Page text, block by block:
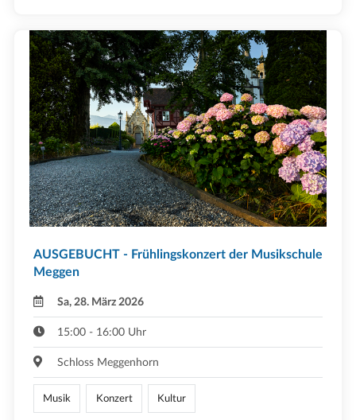
AUSGEBUCHT - Frühlingskonzert der Musikschule
Meggen
Sa, 28. März 2026
15:00 - 16:00 Uhr
Schloss Meggenhorn
Musik Konzert Kultur